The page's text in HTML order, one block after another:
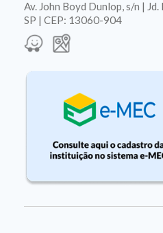
Av. John Boyd Dunlop, s/n |
SP | CEP: 13060-904